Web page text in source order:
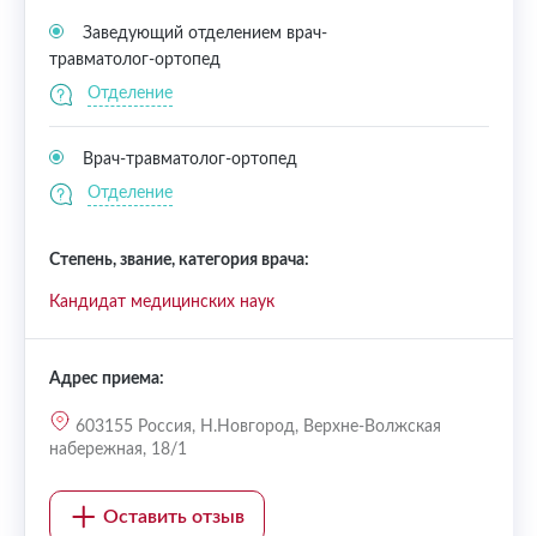
Заведующий отделением врач-
травматолог-ортопед
Отделение
Врач-травматолог-ортопед
Отделение
Степень, звание, категория врача:
Кандидат медицинских наук
Адрес приема:
603155 Россия, Н.Новгород, Верхне-Волжская
набережная, 18/1
Оставить отзыв